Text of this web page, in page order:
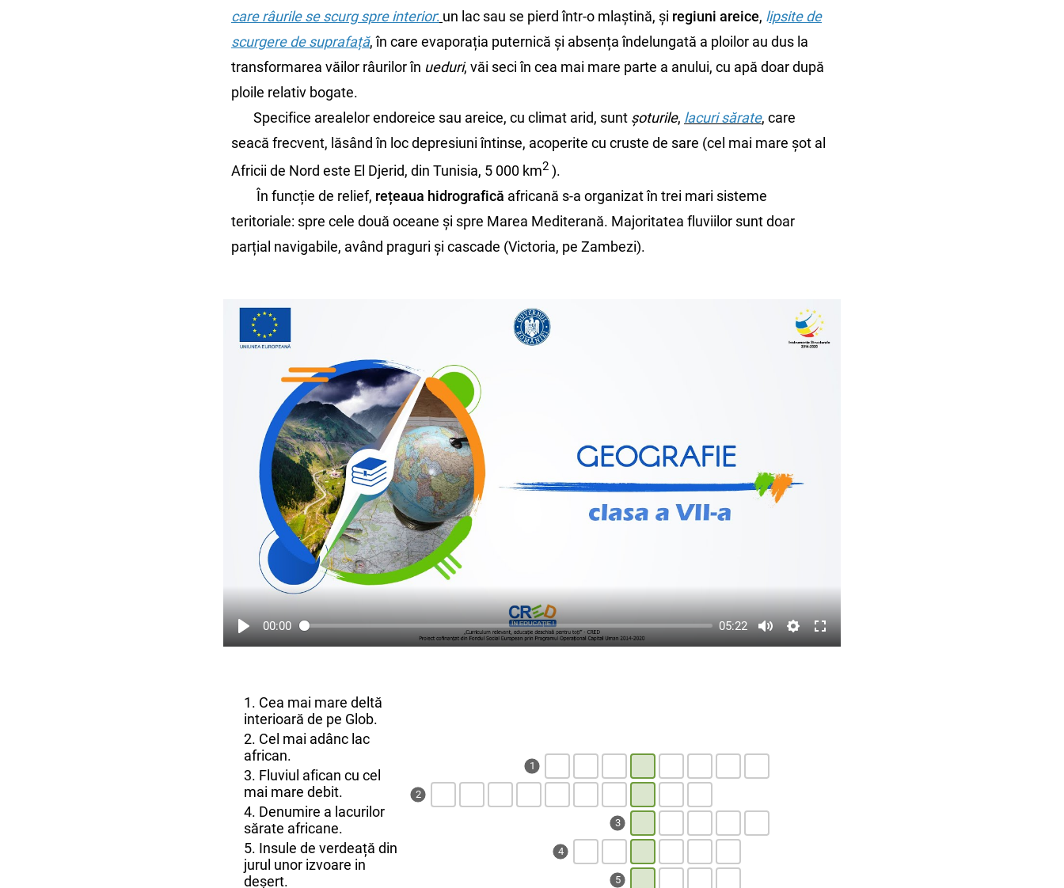
care râurile se scurg spre interior: un lac sau se pierd într-o mlaștină, și regiuni areice, lipsite de
scurgere de suprafață,în care evaporația puternică și absența îndelungată a ploilor au dus la
transformarea văilor râurilor în ueduri, văi seci în cea mai mare parte a anului, cu apă doar după
ploile relativ bogate.
Specifice arealelor endoreice sau areice, cu climat arid, sunt șoturile, lacuri sărate, care
seacă frecvent, lăsând în loc depresiuni întinse, acoperite cu cruste de sare (cel mai mare șot al
Africii de Nord este El Djerid, din Tunisia, 5 000 km2 ).
În funcție de relief, rețeaua hidrografică africană s-a organizat în trei mari sisteme
teritoriale: spre cele două oceane și spre Marea Mediterană. Majoritatea fluviilor sunt doar
parțial navigabile, având praguri și cascade (Victoria, pe Zambezi).
00:00 05:22
1
2
3
4
5
1. Cea mai mare deltă
interioară de pe Glob.
2. Cel mai adânc lac
african.
3. Fluviul afican cu cel
mai mare debit.
4. Denumire a lacurilor
sărate africane.
5. Insule de verdeață din
jurul unor izvoare in
deșert.